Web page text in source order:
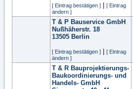
[ Eintrag bestätigen ]
[ Eintrag
ändern ]
T & P Bauservice GmbH
Nußhäherstr. 18
13505 Berlin
[ Eintrag bestätigen ]
[ Eintrag
ändern ]
T & R Bauprojektierungs-
Baukoordinierungs- und
Handels- GmbH